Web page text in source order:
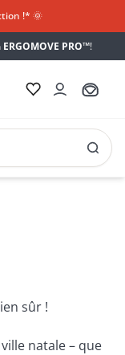
!*​ 🌞
ERGOMOVE PRO™!
sûr !
natale – que